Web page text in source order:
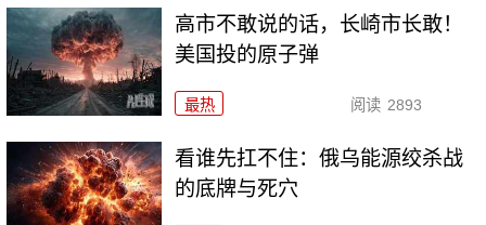
高市不敢说的话，长崎市长敢！
美国投的原子弹
最热 阅读 2893
看谁先扛不住：俄乌能源绞杀战
的底牌与死穴